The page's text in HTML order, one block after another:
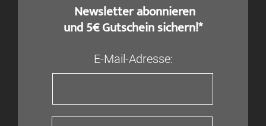
​ Newsletter abonnieren
und 5€ Gutschein sichern!*
E-Mail-Adresse: